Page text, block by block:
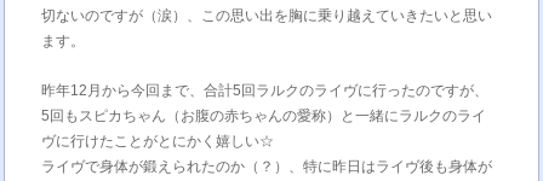
切ないのですが（涙）、この思い出を胸に乗り越えていきたいと思い
ます。
昨年12月から今回まで、合計5回ラルクのライヴに行ったのですが、
5回もスピカちゃん（お腹の赤ちゃんの愛称）と一緒にラルクのライ
ヴに行けたことがとにかく嬉しい☆
ライヴで身体が鍛えられたのか（？）、特に昨日はライヴ後も身体が